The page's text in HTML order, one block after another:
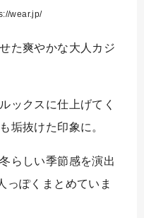
wear.jp/
た爽やかな大人カジ
ックスに仕上げてく
垢抜けた印象に。
らしい季節感を演出
っぽくまとめていま